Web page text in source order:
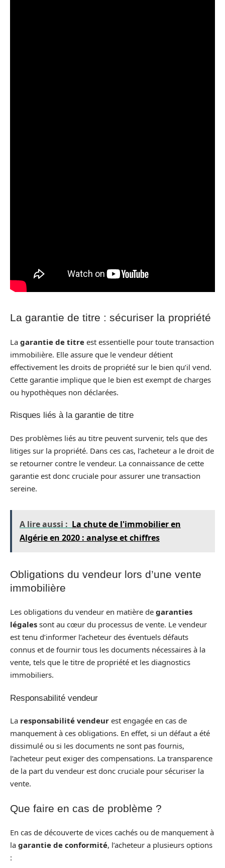
La garantie de titre : sécuriser la propriété
La garantie de titre est essentielle pour toute transaction
immobilière. Elle assure que le vendeur détient
effectivement les droits de propriété sur le bien qu’il vend.
Cette garantie implique que le bien est exempt de charges
ou hypothèques non déclarées.
Risques liés à la garantie de titre
Des problèmes liés au titre peuvent survenir, tels que des
litiges sur la propriété. Dans ces cas, l’acheteur a le droit de
se retourner contre le vendeur. La connaissance de cette
garantie est donc cruciale pour assurer une transaction
sereine.
A lire aussi : La chute de l'immobilier en
Algérie en 2020 : analyse et chiffres
Obligations du vendeur lors d’une vente
immobilière
Les obligations du vendeur en matière de garanties
légales sont au cœur du processus de vente. Le vendeur
est tenu d’informer l’acheteur des éventuels défauts
connus et de fournir tous les documents nécessaires à la
vente, tels que le titre de propriété et les diagnostics
immobiliers.
Responsabilité vendeur
La responsabilité vendeur est engagée en cas de
manquement à ces obligations. En effet, si un défaut a été
dissimulé ou si les documents ne sont pas fournis,
l’acheteur peut exiger des compensations. La transparence
de la part du vendeur est donc cruciale pour sécuriser la
vente.
Que faire en cas de problème ?
En cas de découverte de vices cachés ou de manquement à
la garantie de conformité, l’acheteur a plusieurs options
: